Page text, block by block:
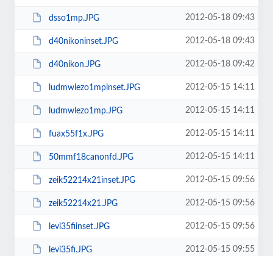
dsso1mp.JPG 2012-05-18 09:43
d40nikoninset.JPG 2012-05-18 09:43
d40nikon.JPG 2012-05-18 09:42
ludmwlezo1mpinset.JPG 2012-05-15 14:11
ludmwlezo1mp.JPG 2012-05-15 14:11
fuax55f1x.JPG 2012-05-15 14:11
50mmf18canonfd.JPG 2012-05-15 14:11
zeik52214x21inset.JPG 2012-05-15 09:56
zeik52214x21.JPG 2012-05-15 09:56
levi35fiinset.JPG 2012-05-15 09:56
levi35fi.JPG 2012-05-15 09:55